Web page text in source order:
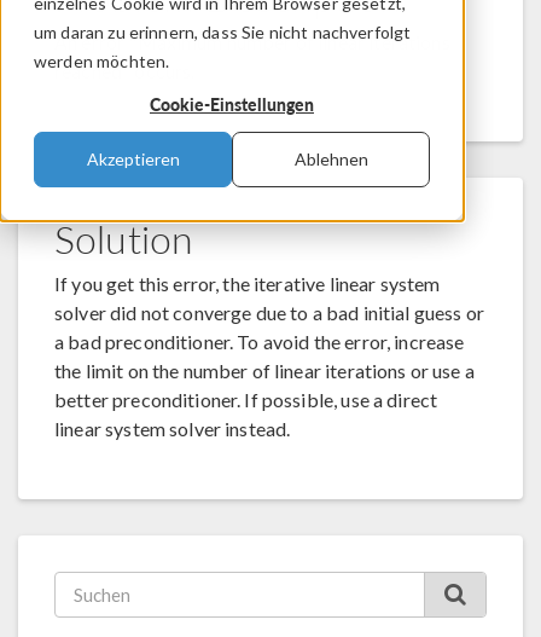
um daran zu erinnern, dass Sie nicht nachverfolgt
werden möchten.
Cookie-Einstellungen
Akzeptieren Ablehnen
An error "Maximum number of linear iterations
reached" occurs.
Solution
If you get this error, the iterative linear system
solver did not converge due to a bad initial guess or
a bad preconditioner. To avoid the error, increase
the limit on the number of linear iterations or use a
better preconditioner. If possible, use a direct
linear system solver instead.